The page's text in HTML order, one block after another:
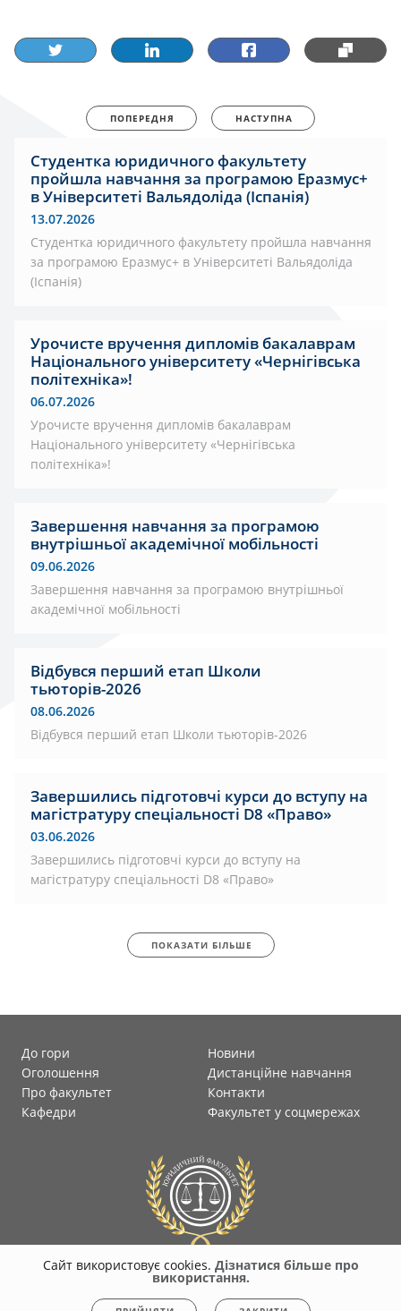
ПОПЕРЕДНЯ НАСТУПНА
Студентка юридичного факультету
пройшла навчання за програмою Еразмус+
в Університеті Вальядоліда (Іспанія)
13.07.2026
Студентка юридичного факультету пройшла навчання
за програмою Еразмус+ в Університеті Вальядоліда
(Іспанія)
Урочисте вручення дипломів бакалаврам
Національного університету «Чернігівська
політехніка»!
06.07.2026
Урочисте вручення дипломів бакалаврам
Національного університету «Чернігівська
політехніка»!
Завершення навчання за програмою
внутрішньої академічної мобільності
09.06.2026
Завершення навчання за програмою внутрішньої
академічної мобільності
Відбувся перший етап Школи
тьюторів-2026
08.06.2026
Відбувся перший етап Школи тьюторів-2026
Завершились підготовчі курси до вступу на
магістратуру спеціальності D8 «Право»
03.06.2026
Завершились підготовчі курси до вступу на
магістратуру спеціальності D8 «Право»
ПОКАЗАТИ БІЛЬШЕ
До гори
Новини
Оголошення
Дистанційне навчання
Про факультет
Контакти
Кафедри
Факультет у соцмережах
faculty-law-polytec.stu.cn.ua Всі права захищені. Несанкціоноване
Сайт використовує cookies. Дізнатися більше про
використання.